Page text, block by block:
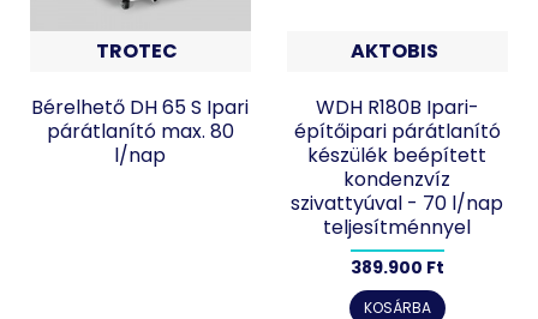
TROTEC
Bérelhető DH 65 S Ipari
párátlanító max. 80
l/nap
AKTOBIS
WDH R180B Ipari-
építőipari párátlanító
készülék beépített
kondenzvíz
szivattyúval - 70 l/nap
teljesítménnyel
389.900 Ft
KOSÁRBA